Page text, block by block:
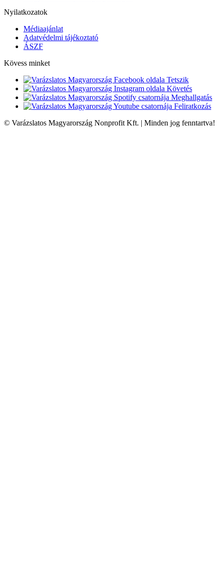
Nyilatkozatok
Médiaajánlat
Adatvédelmi tájékoztató
ÁSZF
Kövess minket
Tetszik
Követés
Meghallgatás
Feliratkozás
© Varázslatos Magyarország Nonprofit Kft. | Minden jog fenntartva!